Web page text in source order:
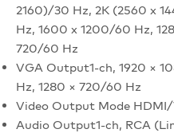
2160)/30 Hz, 2K (2560 x
Hz, 1600 x 1200/60 Hz,
720/60 Hz
VGA Output1-ch, 1920 ×
Hz, 1280 × 720/60 Hz
Video Output Mode
Audio Output1-ch, RCA